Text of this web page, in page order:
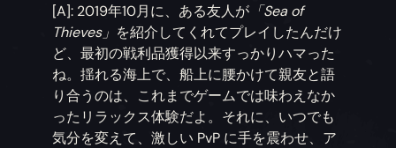
[A]: 2019年10月に、ある友人が 「Sea of
Thieves」 を紹介してくれてプレイしたんだけ
ど、最初の戦利品獲得以来すっかりハマった
ね。揺れる海上で、船上に腰かけて親友と語
り合うのは、これまでゲームでは味わえなか
ったリラックス体験だよ。それに、いつでも
気分を変えて、激しい PvP に手を震わせ、ア